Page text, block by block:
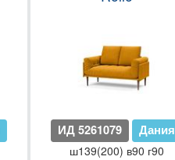
ИД 5261079 Дания
ш139(200) в90 г90